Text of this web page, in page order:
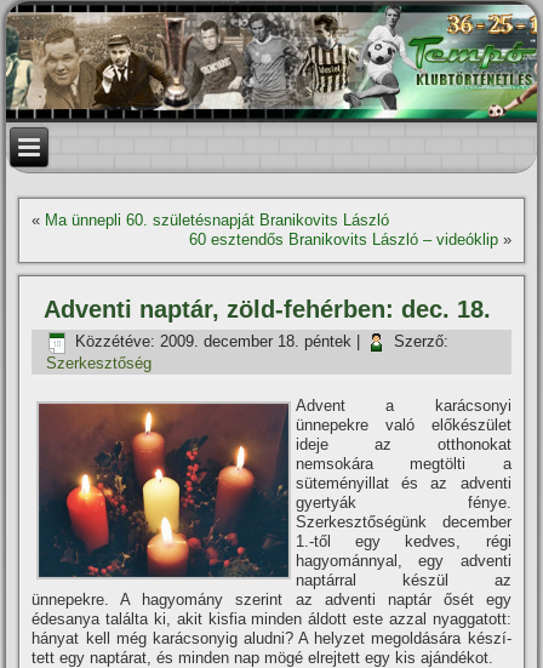
« Ma ünnepli 60. születésnapját Branikovits László
60 esztendős Branikovits László – videóklip»
Adventi naptár, zöld-fehérben: dec. 18.
Közzétéve: 2009. december 18. péntek
Szerző:
Szerkesztőség
Advent a karácsonyi
ünnepekre való előkészület
ideje az otthonokat
nemsokára megtölti a
süteményillat és az adventi
gyertyák fénye.
Szerkesztőségünk december
1.-től egy kedves, régi
hagyománnyal, egy adventi
naptárral készül az
ünnepekre. A hagyomány szerint az adventi naptár ősét egy
édesanya találta ki, akit kisfia minden áldott este azzal nyaggatott:
hányat kell még karácsonyig aludni? A helyzet megoldására készí­
tett egy naptárat, és minden nap mögé elrejtett egy kis ajándékot.